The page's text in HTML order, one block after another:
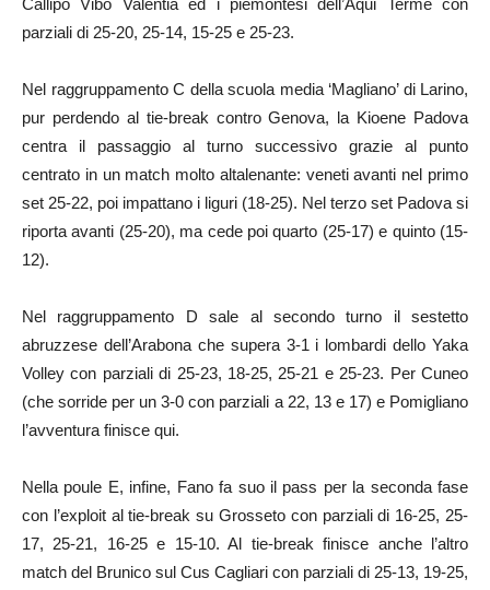
Callipo Vibo Valentia ed i piemontesi dell’Aqui Terme con
parziali di 25-20, 25-14, 15-25 e 25-23.
Nel raggruppamento C della scuola media ‘Magliano’ di Larino,
pur perdendo al tie-break contro Genova, la Kioene Padova
centra il passaggio al turno successivo grazie al punto
centrato in un match molto altalenante: veneti avanti nel primo
set 25-22, poi impattano i liguri (18-25). Nel terzo set Padova si
riporta avanti (25-20), ma cede poi quarto (25-17) e quinto (15-
12).
Nel raggruppamento D sale al secondo turno il sestetto
abruzzese dell’Arabona che supera 3-1 i lombardi dello Yaka
Volley con parziali di 25-23, 18-25, 25-21 e 25-23. Per Cuneo
(che sorride per un 3-0 con parziali a 22, 13 e 17) e Pomigliano
l’avventura finisce qui.
Nella poule E, infine, Fano fa suo il pass per la seconda fase
con l’exploit al tie-break su Grosseto con parziali di 16-25, 25-
17, 25-21, 16-25 e 15-10. Al tie-break finisce anche l’altro
match del Brunico sul Cus Cagliari con parziali di 25-13, 19-25,